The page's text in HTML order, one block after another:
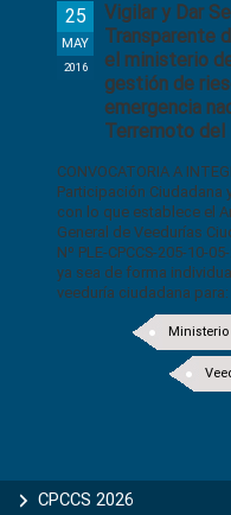
Vigilar y Dar
Transparente
el ministerio
gestión de
emergencia
Terremoto del
25
MAY
2016
CONVOCATORIA A
Participación Ciudadana
con lo que establece el
General de Veedurías
Nº PLE-CPCCS-205-10-
ya sea de forma
veeduría ciudadana para:
CPCCS 2026